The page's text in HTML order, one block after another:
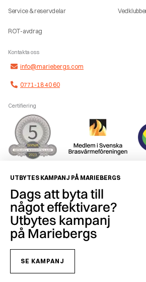
Service & reservdelar
ROT-avdrag
Kontakta oss
info@mariebergs.com
0771-18 40 60
Certifiering
Smidig betalning
dataskyddslagstiftning hittar du
UTBYTES KAMPANJ PÅ MARIEBERGS
Dags att byta till
något effektivare?
Utbytes kampanj
på Mariebergs
SE KAMPANJ